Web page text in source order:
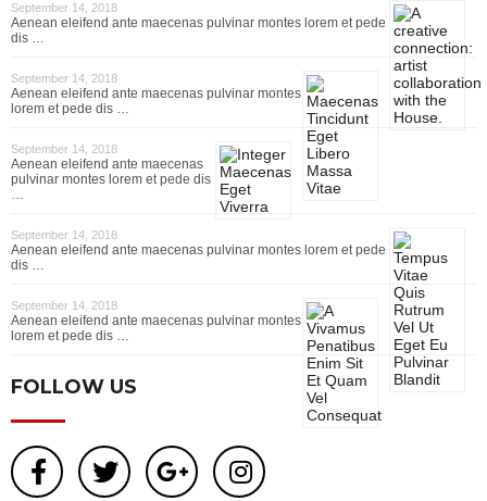
September 14, 2018
Aenean eleifend ante maecenas pulvinar montes lorem et pede
dis …
September 14, 2018
Aenean eleifend ante maecenas pulvinar montes
lorem et pede dis …
September 14, 2018
Aenean eleifend ante maecenas
pulvinar montes lorem et pede dis
…
September 14, 2018
Aenean eleifend ante maecenas pulvinar montes lorem et pede
dis …
September 14, 2018
Aenean eleifend ante maecenas pulvinar montes
lorem et pede dis …
FOLLOW US